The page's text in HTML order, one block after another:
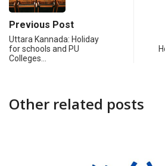
Previous Post
Uttara Kannada: Holiday
for schools and PU
Colleges…
Other related posts